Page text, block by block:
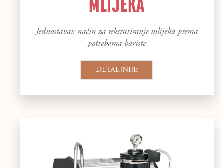
Jednostavan način za teksturiranje mlijeka prema
potrebama bariste
DETALJNIJE